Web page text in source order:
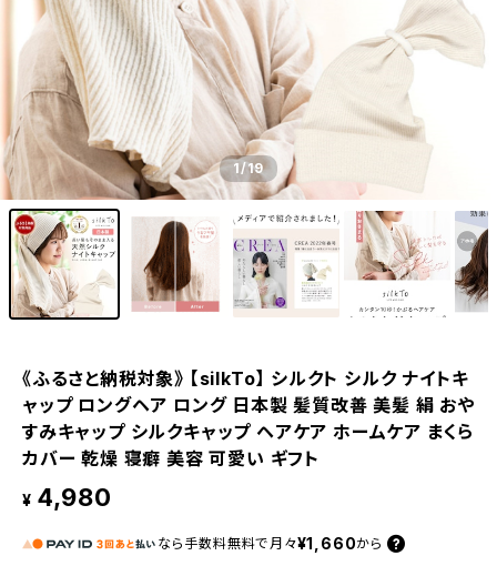
1/19
《ふるさと納税対象》 【silkTo】 シルクト シルク ナイトキ
ャップ ロングヘア ロング 日本製 髪質改善 美髪 絹 おや
すみキャップ シルクキャップ ヘアケア ホームケア まくら
カバー 乾燥 寝癖 美容 可愛い ギフト
¥ 4,980
なら 手数料無料で 月々¥1,660から